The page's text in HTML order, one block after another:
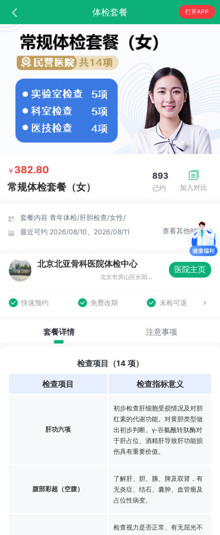
体检套餐 打开APP
加入对比
893
已约
￥ 382.80
常规体检套餐（女）
套餐内容 青年体检/肝胆检查/女性/
最近可约 2026/08/10、2026/08/11 查看其他时间
北京北亚骨科医院体检中心
北京市房山区长阳昊天北大街20号
医院主页
快速预约 免费改期 未检可退
套餐详情 注意事项
检查项目（14 项）
检查项目 检查指标意义
肝功六项
初步检查肝细胞受损情况及对胆
红素的代谢功能。对黄胆类型做
出初步判断。γ-谷氨酰转肽酶对
于肝占位、酒精肝导致肝功能损
伤具有重要价值。
腹部彩超（空腹）
了解肝、胆、胰、脾及双肾，有
无炎症、结石、囊肿、血管瘤及
占位性病变。
检查视力是否正常、有无屈光不